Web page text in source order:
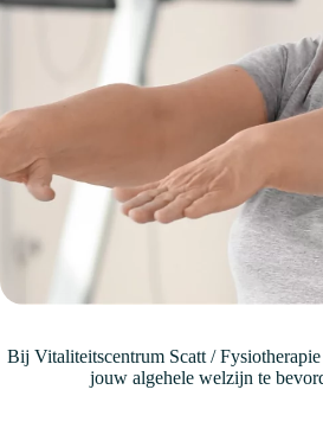
Bij Vitaliteitscentrum Scatt /
jouw algehele welzijn te